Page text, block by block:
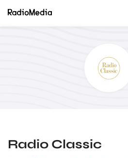
Radio Classic